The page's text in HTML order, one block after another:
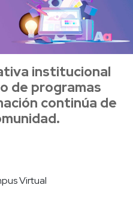
institucional
de programas
continúa de
Virtual